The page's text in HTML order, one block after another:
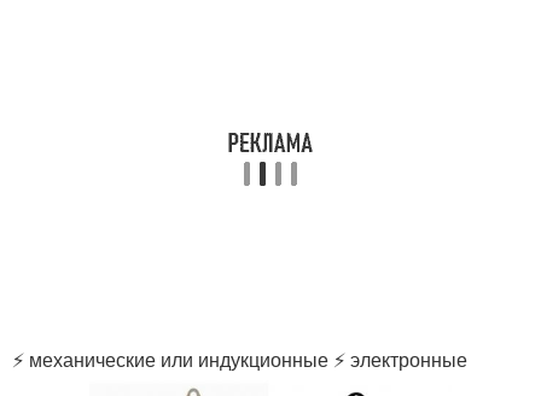
⚡ механические или индукционные ⚡ электронные